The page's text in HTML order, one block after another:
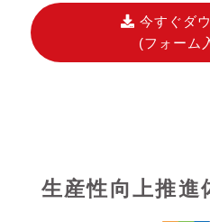
今すぐダ
(フォーム
生産性向上推進